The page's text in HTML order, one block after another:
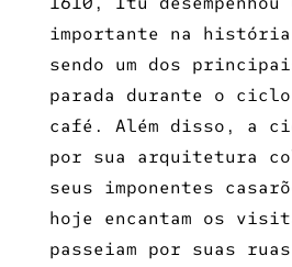
importante na
sendo um dos
parada durante o
café. Além disso, a
por sua arquitetura
seus imponentes
hoje encantam os
passeiam por suas ruas